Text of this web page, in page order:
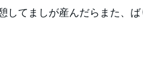
してましが産んだらまた、